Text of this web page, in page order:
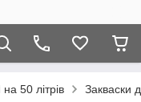
50 літрів Закваски